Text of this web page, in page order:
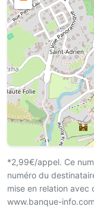
*2,99€/appel. Ce
numéro du
mise en relation avec
www.banque-